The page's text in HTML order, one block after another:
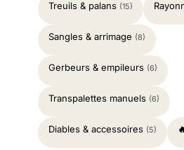
Treuils & palans (15)
Sangles & arrimage (8)
Gerbeurs & empileurs (6)
Transpalettes manuels (6)
Diables & accessoires (5)